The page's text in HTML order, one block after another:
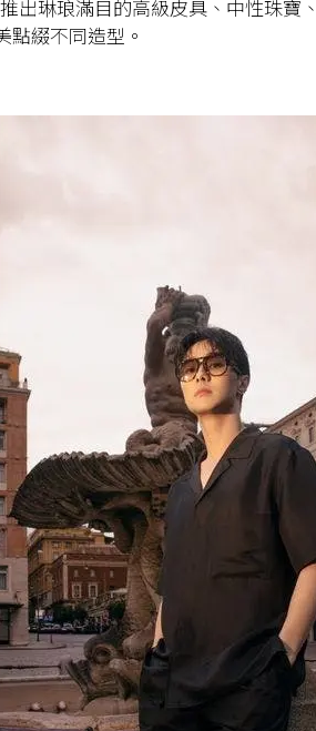
出琳琅滿目的高級皮具、中性珠寶
點綴不同造型。